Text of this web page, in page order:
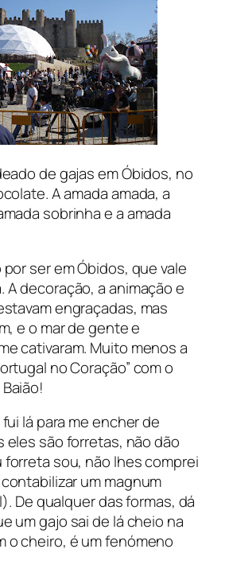
de gajas em Óbidos, no
A amada amada, a
sobrinha e a amada
ser em Óbidos, que vale
A decoração, a animação e
engraçadas, mas
e o mar de gente e
cativaram. Muito menos a
no Coração” com o
lá para me encher de
eles são forretas, não dão
forreta sou, não lhes comprei
um magnum
De qualquer das formas, dá
um gajo sai de lá cheio na
o cheiro, é um fenómeno